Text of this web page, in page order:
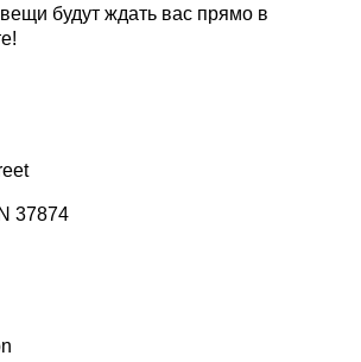
будут ждать вас прямо в
37874